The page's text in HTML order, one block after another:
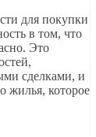
для покупки
в том, что
Это
сделками, и
жилья, которое